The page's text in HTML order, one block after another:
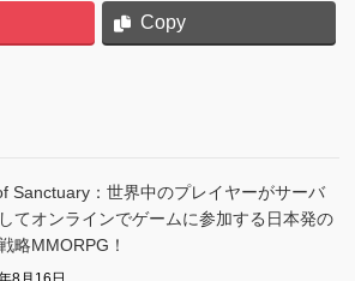
Copy
Sanctuary：世界中のプレイヤーがサーバ
てオンラインでゲームに参加する日本発の
略MMORPG！